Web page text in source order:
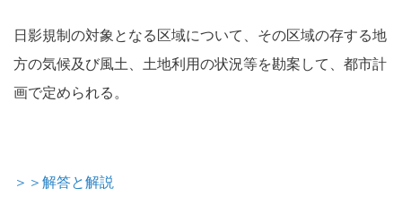
日影規制の対象となる区域について、その区域の存する地
方の気候及び風土、土地利用の状況等を勘案して、都市計
画で定められる。
＞＞解答と解説